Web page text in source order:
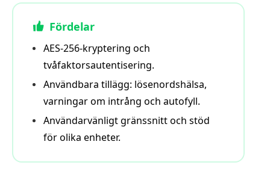
Fördelar
AES-256-kryptering och
tvåfaktorsautentisering.
Användbara tillägg: lösenordshälsa,
varningar om intrång och autofyll.
Användarvänligt gränssnitt och stöd
för olika enheter.